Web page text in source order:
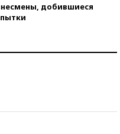
добившиеся